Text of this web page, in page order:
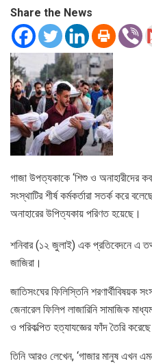
Share the News
গাজা উপত্যকাকে ‘শিশু ও অনাহারীদের
সংস্থাটির শীর্ষ কর্মকর্তারা সতর্ক করে
অনাহারের উপিত্যকায় পরিণত হয়েছে।
শনিবার (১২ জুলাই) এক প্রতিবেদনে এ
জাজিরা।
জাতিসংঘের ফিলিস্তিনি
জেনারেল ফিলিপ লাজারিনি সামাজিক
ও পরিকল্পিত হত্যাযজ্ঞের ফাঁদ তৈরি
তিনি আরও লেখেন, ‘গাজার মানুষ এখন